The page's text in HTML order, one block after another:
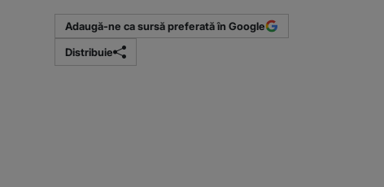
Adaugă-ne ca sursă preferată în Google
Distribuie